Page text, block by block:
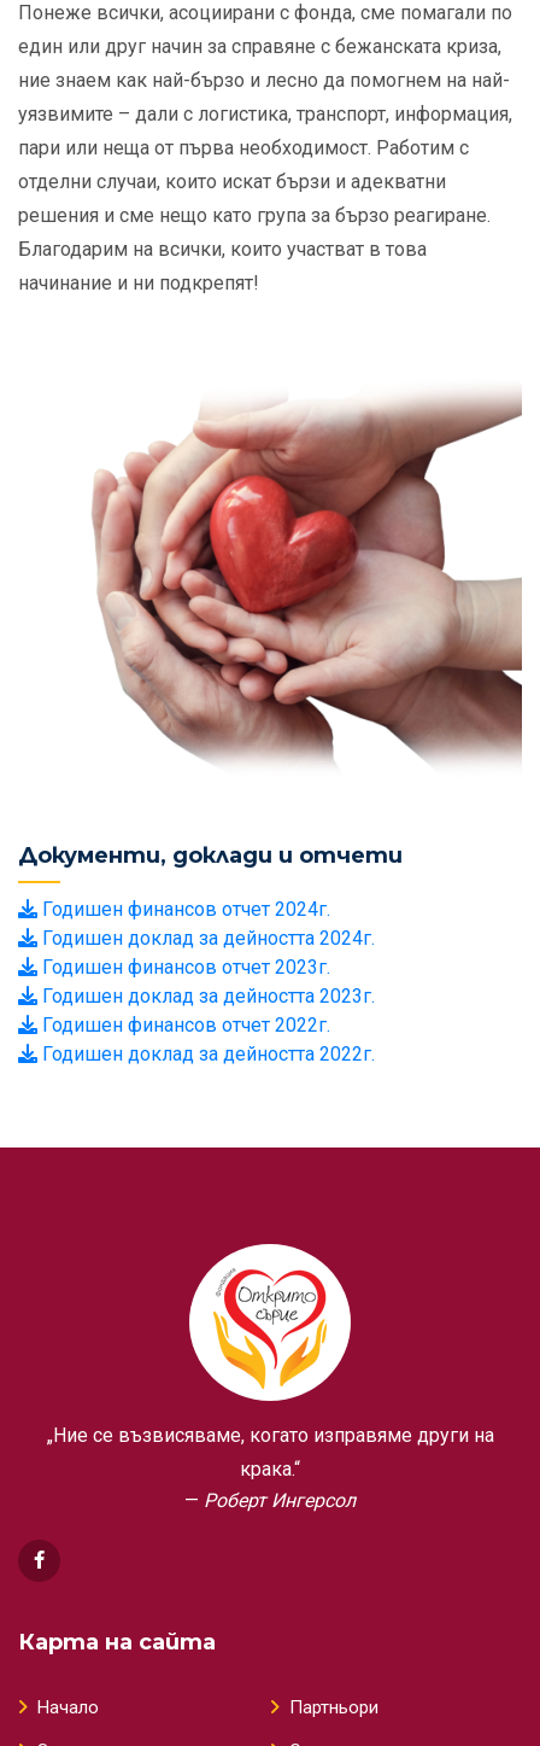
Понеже всички, асоциирани с фонда, сме помагали по
един или друг начин за справяне с бежанската криза,
ние знаем как най-бързо и лесно да помогнем на най-
уязвимите – дали с логистика, транспорт, информация,
пари или неща от първа необходимост. Работим с
отделни случаи, които искат бързи и адекватни
решения и сме нещо като група за бързо реагиране.
Благодарим на всички, които участват в това
начинание и ни подкрепят!
Документи, доклади и отчети
Годишен финансов отчет 2024г.
Годишен доклад за дейността 2024г.
Годишен финансов отчет 2023г.
Годишен доклад за дейността 2023г.
Годишен финансов отчет 2022г.
Годишен доклад за дейността 2022г.
„Ние се възвисяваме, когато изправяме други на
крака.“
Роберт Ингерсол
Карта на сайта
Начало
Партньори